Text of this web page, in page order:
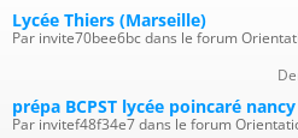
Lycée Thiers (Marseille)
Par invite70bee6bc dans le forum
prépa BCPST lycée poincaré nancy
Par invitef48f34e7 dans le forum